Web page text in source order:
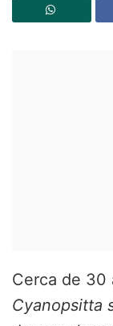
Cerca de 30
Cyanopsitta